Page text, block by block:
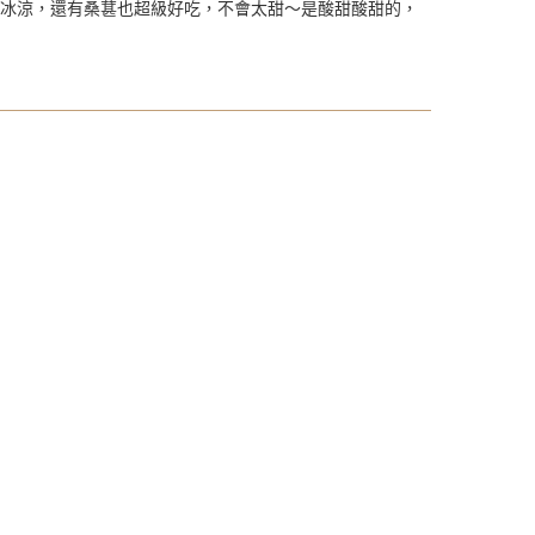
涼，還有桑葚也超級好吃，不會太甜～是酸甜酸甜的，